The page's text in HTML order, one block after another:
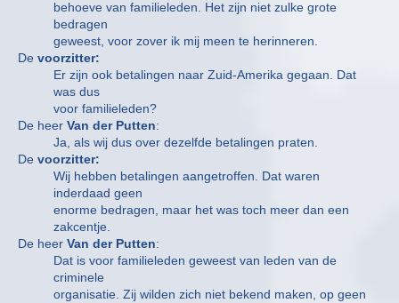
behoeve van familieleden. Het zijn niet zulke grote
bedragen
geweest, voor zover ik mij meen te herinneren.
De voorzitter:
Er zijn ook betalingen naar Zuid-Amerika gegaan. Dat
was dus
voor familieleden?
De heer Van der Putten:
Ja, als wij dus over dezelfde betalingen praten.
De voorzitter:
Wij hebben betalingen aangetroffen. Dat waren
inderdaad geen
enorme bedragen, maar het was toch meer dan een
zakcentje.
De heer Van der Putten:
Dat is voor familieleden geweest van leden van de
criminele
organisatie. Zij wilden zich niet bekend maken, op geen